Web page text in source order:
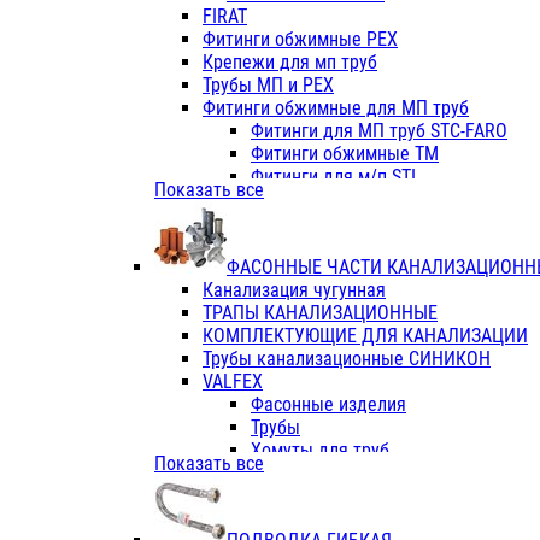
Фитинги ПП белые
Фитинги ПП белые
Фитинги ППс металл.белые
VALFEX
Трубы PE-RT
Трубы ПП водопровод белые
Трубы ПП водопровод серые
Трубы армированные
Трубы армированные
Фитинги с металл. серые
Фитинги ПП (серые)
Фитинги ПП белые
Краны
Фитинги ПП (белые)
Фитинги ПП с металлом белые
ПК КОНТУР
Краны полипропиленовые
Трубы полипропиленивые
FIRAT
Фитинги обжимные PEX
Крепежи для мп труб
Трубы МП и PEX
Фитинги обжимные для МП труб
Фитинги для МП труб STC-FARO
Фитинги обжимные ТМ
Фитинги для м/п STI
Фитинги для МП труб TITAN
TK
VALFEX
Показать все
ФАСОННЫЕ ЧАСТИ
Канализация чугунная
ТРАПЫ КАНАЛИЗАЦИОННЫЕ
КОМПЛЕКТУЮЩИЕ ДЛЯ КАНАЛИЗАЦИИ
Трубы канализационные СИНИКОН
VALFEX
Фасонные изделия
Трубы
Хомуты для труб
ПВХ (стройполимер)
Показать все